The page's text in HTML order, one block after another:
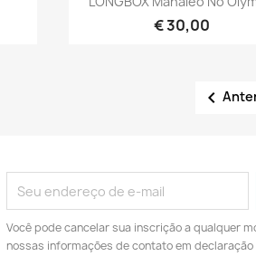
€ 30,00

Você pode cancelar sua inscrição a qualquer
nossas informações de contato em declaração